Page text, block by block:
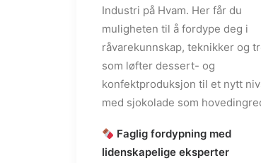
Industri på Hvam. Her får du
muligheten til å fordype deg i
råvarekunnskap, teknikker og
som løfter dessert- og
konfektproduksjon til et nytt
med sjokolade som
Faglig fordypning med
lidenskapelige eksperter